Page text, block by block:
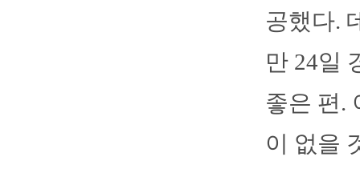
공했다.
만 24일
좋은 편.
이 없을